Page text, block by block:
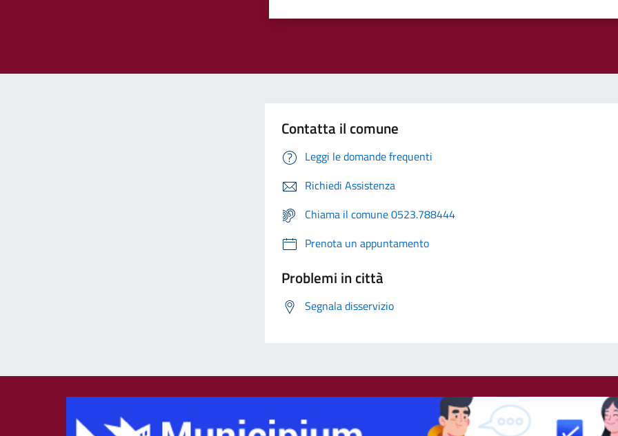
Contatta il comune
Leggi le domande frequenti
Richiedi Assistenza
Chiama il comune 0523.788444
Prenota un appuntamento
Problemi in città
Segnala disservizio